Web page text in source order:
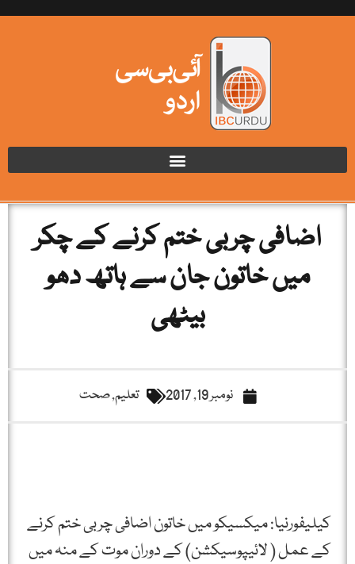
اضافی چربی ختم کرنے کے چکر
میں خاتون جان سے ہاتھ دھو
بیٹھی
نومبر 19, 2017 تعلیم,صحت
کیلیفورنیا: میکسیکو میں خاتون اضافی چربی ختم کرنے
کے عمل ( لائیپوسیکشن) کے دوران موت کے منہ میں